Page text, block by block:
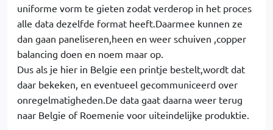
uniforme vorm te gieten zodat verderop in het proces
alle data dezelfde format heeft.Daarmee kunnen ze
dan gaan paneliseren,heen en weer schuiven ,copper
balancing doen en noem maar op.
Dus als je hier in Belgie een printje bestelt,wordt dat
daar bekeken, en eventueel gecommuniceerd over
onregelmatigheden.De data gaat daarna weer terug
naar Belgie of Roemenie voor uiteindelijke produktie.